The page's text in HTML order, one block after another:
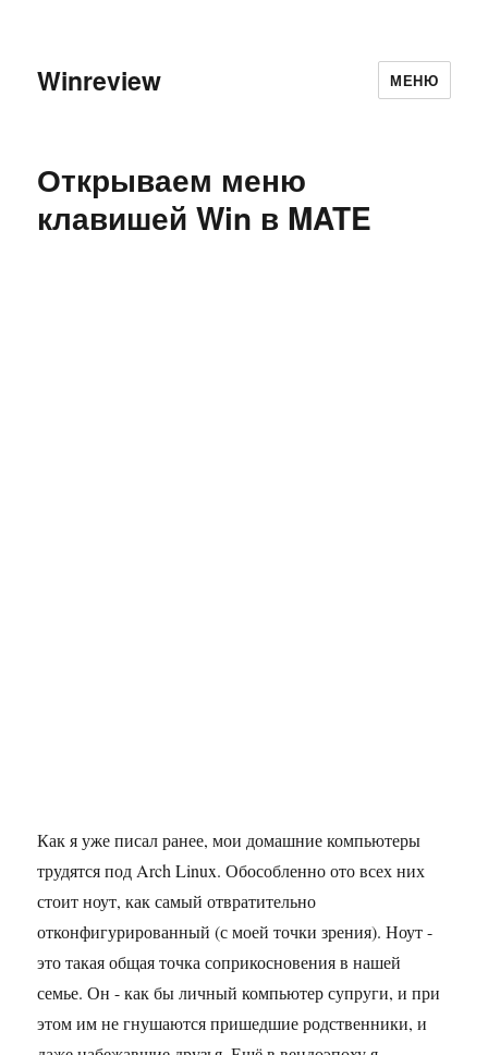
Winreview МЕНЮ
Открываем меню
клавишей Win в MATE
Как я уже писал ранее, мои домашние компьютеры
трудятся под Arch Linux. Обособленно ото всех них
стоит ноут, как самый отвратительно
отконфигурированный (с моей точки зрения). Ноут -
это такая общая точка соприкосновения в нашей
семье. Он - как бы личный компьютер супруги, и при
этом им не гнушаются пришедшие родственники, и